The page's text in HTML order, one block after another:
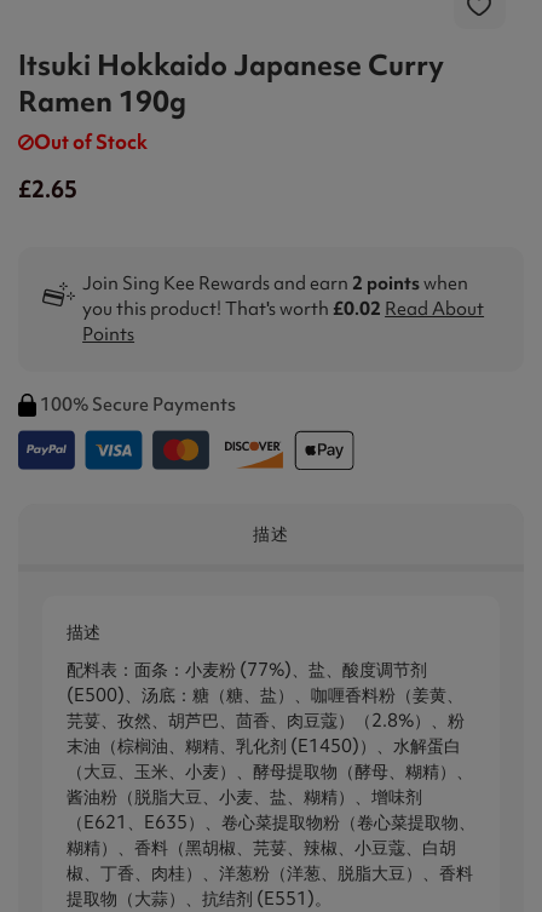
Itsuki Hokkaido Japanese Curry
Ramen 190g
Out of Stock
£2.65
Join Sing Kee Rewards and earn 2 pointswhen
you this product! That's worth £0.02 Read About
Points
100% Secure Payments
描述
描述
配料表：面条：小麦粉 (77%)、盐、酸度调节剂
(E500)、汤底：糖（糖、盐）、咖喱香料粉（姜黄、
芫荽、孜然、胡芦巴、茴香、肉豆蔻）（2.8%）、粉
末油（棕榈油、糊精、乳化剂 (E1450)）、水解蛋白
（大豆、玉米、小麦）、酵母提取物（酵母、糊精）、
酱油粉（脱脂大豆、小麦、盐、糊精）、增味剂
（E621、E635）、卷心菜提取物粉（卷心菜提取物、
糊精）、香料（黑胡椒、芫荽、辣椒、小豆蔻、白胡
椒、丁香、肉桂）、洋葱粉（洋葱、脱脂大豆）、香料
提取物（大蒜）、抗结剂 (E551)。